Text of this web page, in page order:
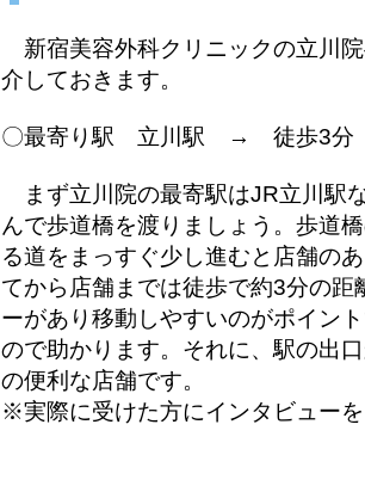
新宿美容外科クリニックの立川
介しておきます。
〇最寄り駅 立川駅 → 徒歩3分
まず立川院の最寄駅はJR立川駅
んで歩道橋を渡りましょう。歩道
る道をまっすぐ少し進むと店舗の
てから店舗までは徒歩で約3分の
ーがあり移動しやすいのがポイン
ので助かります。それに、駅の出
の便利な店舗です。
※実際に受けた方にインタビューを